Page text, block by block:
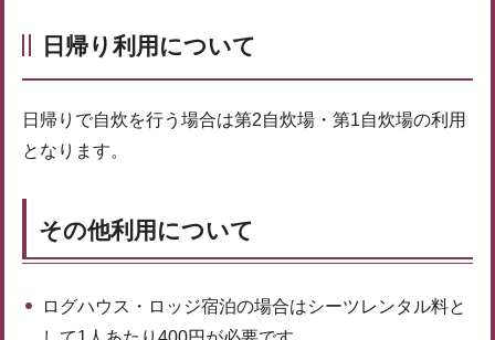
日帰り利用について
日帰りで自炊を行う場合は第2自炊場・第1自炊場の利用
となります。
その他利用について
ログハウス・ロッジ宿泊の場合はシーツレンタル料と